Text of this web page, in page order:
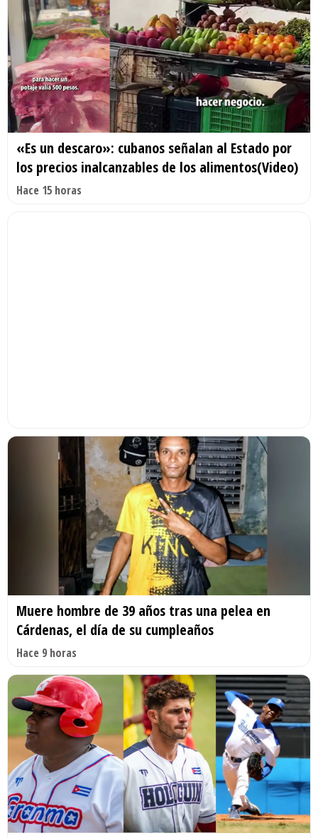
«Es un descaro»: cubanos señalan al Estado por
los precios inalcanzables de los alimentos(Video)
Hace 15 horas
Muere hombre de 39 años tras una pelea en
Cárdenas, el día de su cumpleaños
Hace 9 horas